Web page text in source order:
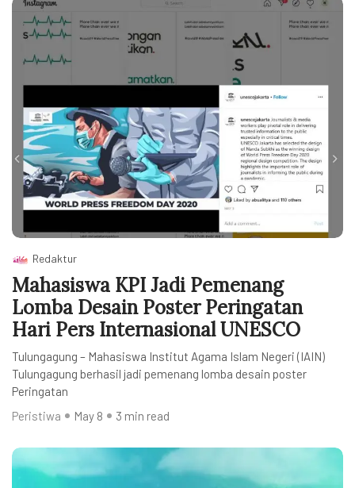
Redaktur
Mahasiswa KPI Jadi Pemenang
Lomba Desain Poster Peringatan
Hari Pers Internasional UNESCO
Tulungagung – Mahasiswa Institut Agama Islam Negeri (IAIN)
Tulungagung berhasil jadi pemenang lomba desain poster
Peringatan
Peristiwa
May 8 3 min read